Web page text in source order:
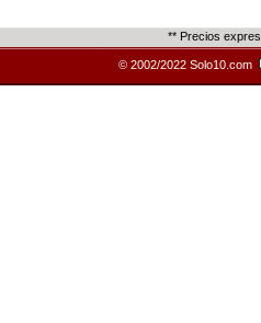
** Precios
© 2002/2022 Solo10.com